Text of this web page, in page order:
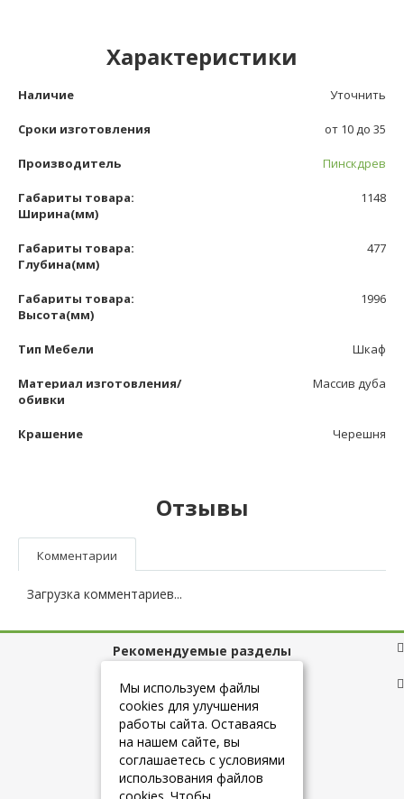
Характеристики
Наличие Уточнить
Сроки изготовления от 10 до 35
Производитель Пинскдрев
Габариты товара:
Ширина(мм)
1148
Габариты товара:
Глубина(мм)
477
Габариты товара:
Высота(мм)
1996
Тип Мебели Шкаф
Материал изготовления/
обивки
Массив дуба
Крашение Черешня
Отзывы
Комментарии
Загрузка комментариев...
Рекомендуемые разделы
Полезные ссылки
+7 (925) 084-10-60
Мы используем файлы
cookies для улучшения
работы сайта. Оставаясь
на нашем сайте, вы
соглашаетесь с условиями
использования файлов